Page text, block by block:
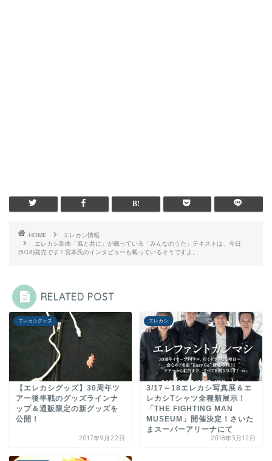
HOME
エレカシ情報
エレカシ新曲「風と共に」が載っている「みんなのうた」テキストは、今日
(5/18)発売です！宮本氏のインタビューも載っているそうですよ。
RELATED POST
エレカシグッズ
【エレカシグッズ】30周年ツ
アー後半戦のグッズラインナ
ップ＆通販限定の新グッズを
公開！
2017年9月22日
エレカシ
3/17～18エレカシ写真展＆エ
レカシTシャツ全種類展示！
「THE FIGHTING MAN
MUSEUM」開催決定！さいた
まスーパーアリーナにて
2018年3月12日